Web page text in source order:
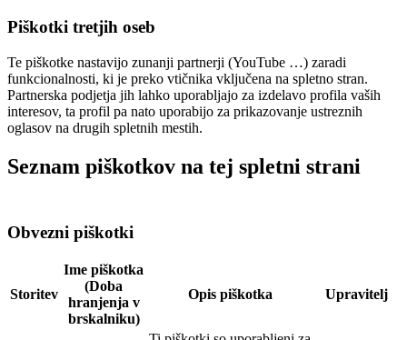
Piškotki tretjih oseb
Te piškotke nastavijo zunanji partnerji (YouTube …) zaradi
funkcionalnosti, ki je preko vtičnika vključena na spletno stran.
Partnerska podjetja jih lahko uporabljajo za izdelavo profila vaših
interesov, ta profil pa nato uporabijo za prikazovanje ustreznih
oglasov na drugih spletnih mestih.
Seznam piškotkov na tej spletni strani
Obvezni piškotki
Storitev
Ime piškotka
(Doba
hranjenja v
brskalniku)
Opis piškotka Upravitelj